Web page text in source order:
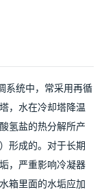
统中，常采用再循
，水在冷却塔降温
氢盐的热分解所产
形成的。对于长期
，严重影响冷凝器
箱里面的水垢应加